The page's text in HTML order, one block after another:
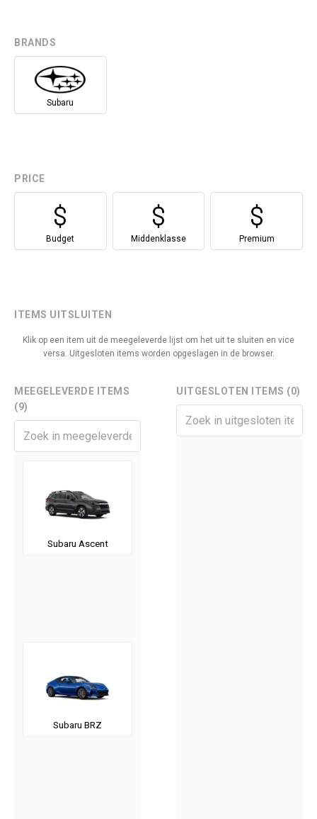
BRANDS
Subaru
PRICE
Budget Middenklasse Premium
ITEMS UITSLUITEN
Klik op een item uit de meegeleverde lijst om het uit te sluiten en vice
versa. Uitgesloten items worden opgeslagen in de browser.
MEEGELEVERDE ITEMS
(9)
Subaru Ascent
Subaru BRZ
UITGESLOTEN ITEMS (0)